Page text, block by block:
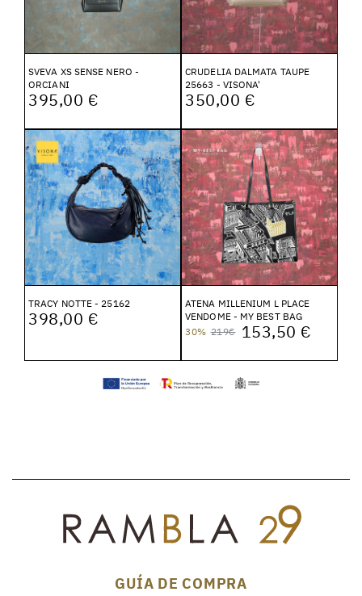
SVEVA XS SENSE NERO -
ORCIANI
395,00 €
CRUDELIA DALMATA TAUPE
25663 - VISONA'
350,00 €
TRACY NOTTE - 25162
398,00 €
ATENA MILLENIUM L PLACE
VENDOME - MY BEST BAG
30% 219€ 153,50 €
GUÍA DE COMPRA